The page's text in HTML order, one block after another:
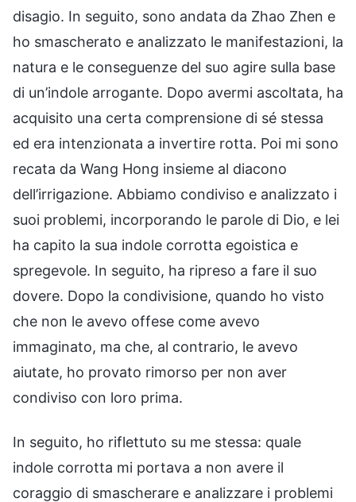
disagio. In seguito, sono andata da Zhao Zhen e
ho smascherato e analizzato le manifestazioni, la
natura e le conseguenze del suo agire sulla base
di un’indole arrogante. Dopo avermi ascoltata, ha
acquisito una certa comprensione di sé stessa
ed era intenzionata a invertire rotta. Poi mi sono
recata da Wang Hong insieme al diacono
dell’irrigazione. Abbiamo condiviso e analizzato i
suoi problemi, incorporando le parole di Dio, e lei
ha capito la sua indole corrotta egoistica e
spregevole. In seguito, ha ripreso a fare il suo
dovere. Dopo la condivisione, quando ho visto
che non le avevo offese come avevo
immaginato, ma che, al contrario, le avevo
aiutate, ho provato rimorso per non aver
condiviso con loro prima.
In seguito, ho riflettuto su me stessa: quale
indole corrotta mi portava a non avere il
coraggio di smascherare e analizzare i problemi